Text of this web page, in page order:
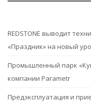
REDSTONE выводит
«Праздник» на новый
Промышленный парк
компании Parametr
Предэксплуатация и